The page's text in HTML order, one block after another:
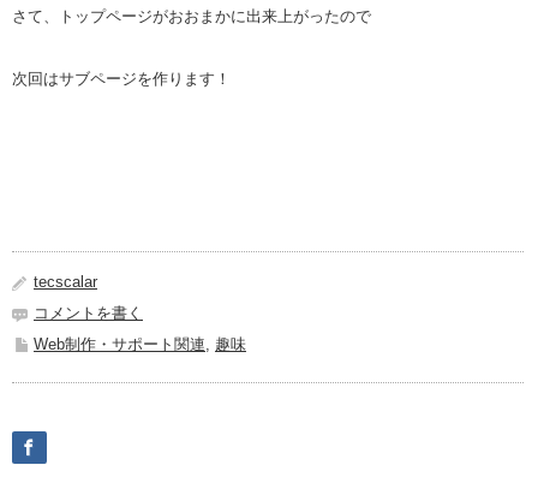
さて、トップページがおおまかに出来上がったので
次回はサブページを作ります！
tecscalar
コメントを書く
Web制作・サポート関連, 趣味